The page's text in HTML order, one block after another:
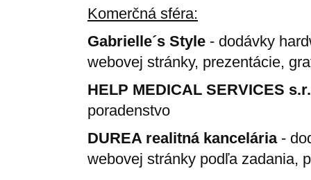
Komerčná sféra:
Gabrielle´s Style - dodávky
webovej stránky, prezentácie,
HELP MEDICAL SERVICES
poradenstvo
DUREA realitná kancelária-
webovej stránky podľa zadania,